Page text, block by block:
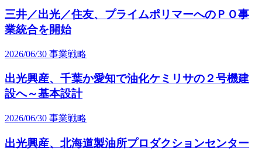
三井／出光／住友、プライムポリマーへのＰＯ事
業統合を開始
2026/06/30 事業戦略
出光興産、千葉か愛知で油化ケミリサの２号機建
設へ～基本設計
2026/06/30 事業戦略
出光興産、北海道製油所プロダクションセンター